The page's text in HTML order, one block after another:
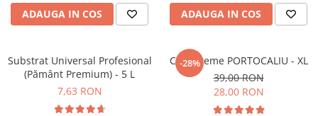
ADAUGA IN COS ADAUGA IN COS
Substrat Universal Profesional
(Pământ Premium) - 5 L
7,63 RON
-28%
Crizanteme PORTOCALIU - XL
39,00 RON
28,00 RON